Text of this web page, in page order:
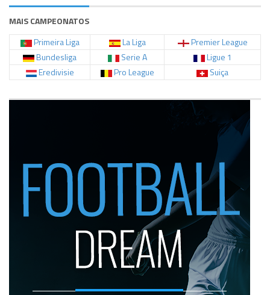
17
CD Tondela 34 6 10 18
28
18
MAIS CAMPEONATOS
Primeira Liga
La Liga
Premier League
Bundesliga
Serie A
Ligue 1
Eredivisie
Pro League Suiça